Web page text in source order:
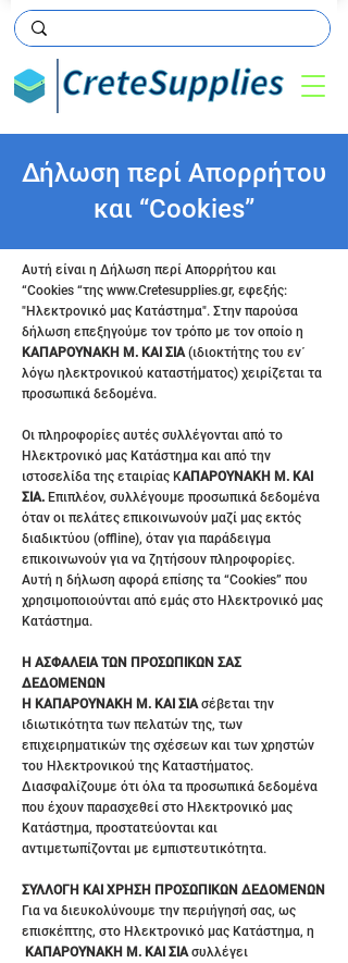
Δήλωση περί Απορρήτου
και “Cookies”
Αυτή είναι η Δήλωση περί Απορρήτου και
“Cookies “της www.Cretesupplies.gr, εφεξής:
"Ηλεκτρονικό μας Κατάστημα". Στην παρούσα
δήλωση επεξηγούμε τον τρόπο με τον οποίο η
ΚΑΠΑΡΟΥΝΑΚΗ Μ. ΚΑΙ ΣΙΑ(ιδιοκτήτης του εν΄
λόγω ηλεκτρονικού καταστήματος) χειρίζεται τα
προσωπικά δεδομένα.
Οι πληροφορίες αυτές συλλέγονται από το
Ηλεκτρονικό μας Κατάστημα και από την
ιστοσελίδα της εταιρίας ΚΑΠΑΡΟΥΝΑΚΗ Μ. ΚΑΙ
ΣΙΑ. Επιπλέον, συλλέγουμε προσωπικά δεδομένα
όταν οι πελάτες επικοινωνούν μαζί μας εκτός
διαδικτύου (offline), όταν για παράδειγμα
επικοινωνούν για να ζητήσουν πληροφορίες.
Αυτή η δήλωση αφορά επίσης τα “Cookies” που
χρησιμοποιούνται από εμάς στο Ηλεκτρονικό μας
Κατάστημα.
Η ΑΣΦΑΛΕΙΑ ΤΩΝ ΠΡΟΣΩΠΙΚΩΝ ΣΑΣ
ΔΕΔΟΜΕΝΩΝ
Η ΚΑΠΑΡΟΥΝΑΚΗ Μ. ΚΑΙ ΣΙΑσέβεται την
ιδιωτικότητα των πελατών της, των
επιχειρηματικών της σχέσεων και των χρηστών
του Ηλεκτρονικού της Καταστήματος.
Διασφαλίζουμε ότι όλα τα προσωπικά δεδομένα
που έχουν παρασχεθεί στο Ηλεκτρονικό μας
Κατάστημα, προστατεύονται και
αντιμετωπίζονται με εμπιστευτικότητα.
ΣΥΛΛΟΓΗ ΚΑΙ ΧΡΗΣΗ ΠΡΟΣΩΠΙΚΩΝ ΔΕΔΟΜΕΝΩΝ
Για να διευκολύνουμε την περιήγησή σας, ως
επισκέπτης, στο Ηλεκτρονικό μας Κατάστημα, η
ΚΑΠΑΡΟΥΝΑΚΗ Μ. ΚΑΙ ΣΙΑσυλλέγει